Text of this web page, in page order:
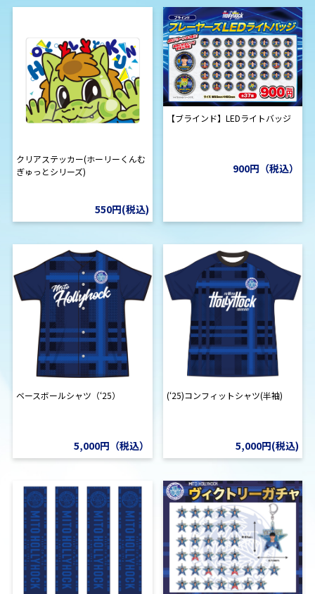
クリアステッカー(ホーリーくんむ
ぎゅっとシリーズ)
550円(税込)
【ブラインド】LEDライトバッジ
900円（税込）
ベースボールシャツ（‘25）
5,000円（税込）
(‘25)コンフィットシャツ(半袖)
5,000円(税込)